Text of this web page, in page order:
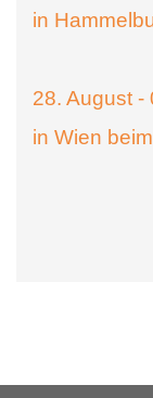
in
28. August -
in Wien